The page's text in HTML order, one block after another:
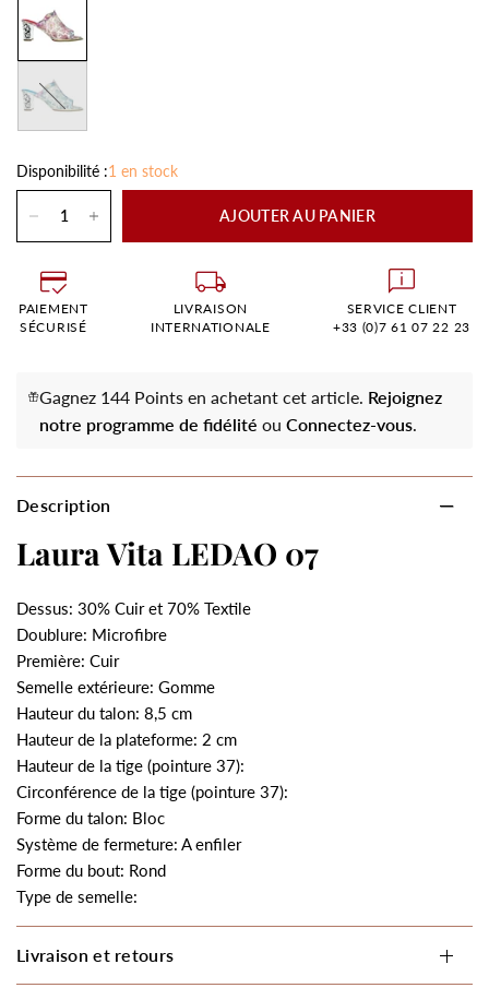
Disponibilité :1 en stock
AJOUTER AU PANIER
PAIEMENT
SÉCURISÉ
LIVRAISON
INTERNATIONALE
SERVICE CLIENT
+33 (0)7 61 07 22 23
Gagnez 144 Points en achetant cet article. Rejoignez
notre programme de fidélité ou Connectez-vous.
Description
Laura Vita LEDAO 07
Dessus: 30% Cuir et 70% Textile
Doublure: Microfibre
Première: Cuir
Semelle extérieure: Gomme
Hauteur du talon: 8,5 cm
Hauteur de la plateforme: 2 cm
Hauteur de la tige (pointure 37):
Circonférence de la tige (pointure 37):
Forme du talon: Bloc
Système de fermeture: A enfiler
Forme du bout: Rond
Type de semelle:
Livraison et retours